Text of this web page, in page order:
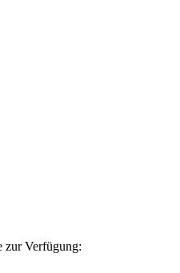
zur Verfügung: